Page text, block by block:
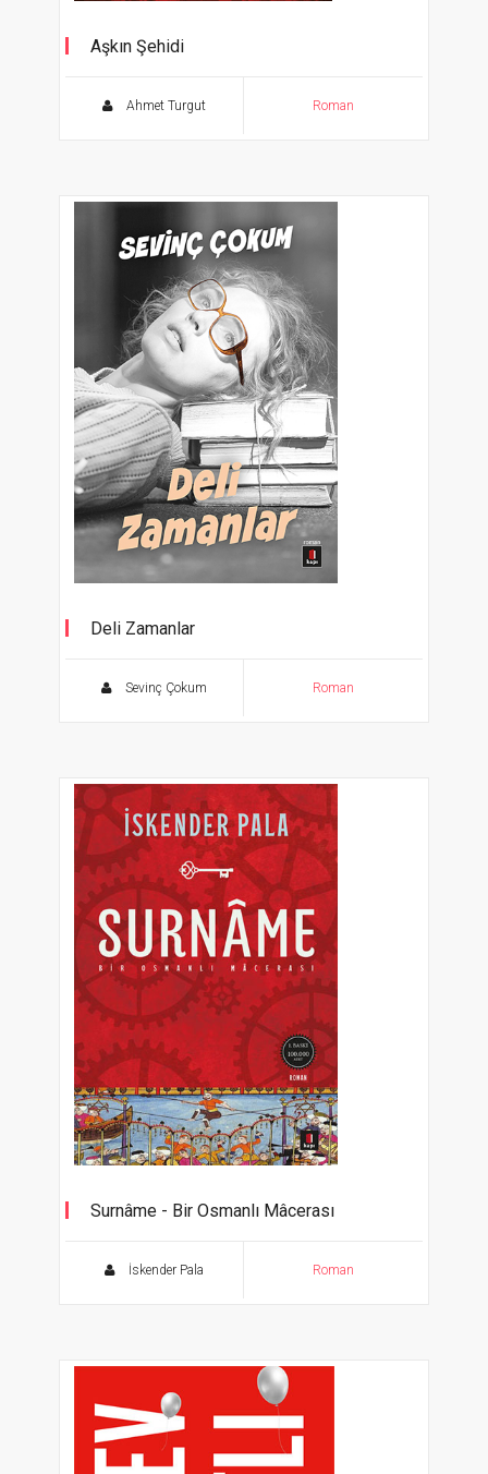
Aşkın Şehidi
Ahmet Turgut Roman
Deli Zamanlar
Sevinç Çokum Roman
Surnâme - Bir Osmanlı Mâcerası
İskender Pala Roman